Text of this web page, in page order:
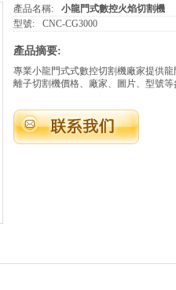
產品名稱:
小龍門式數控火焰切割機
型號:
CNC-CG3000
產品摘要:
專業小龍門式式數控切割機廠家提供
離子切割機價格、廠家、圖片、型號等